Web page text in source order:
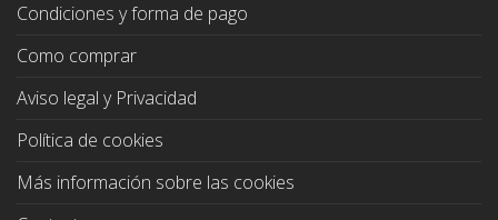
Condiciones y forma de pago
Como comprar
Aviso legal y Privacidad
Política de cookies
Más información sobre las cookies